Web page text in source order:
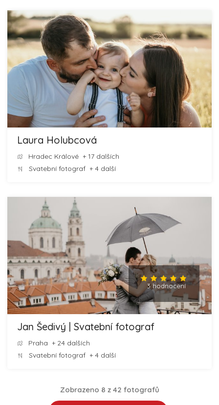
Laura Holubcová
Hradec Králové + 17 dalších
Svatební fotograf + 4 další
3 hodnocení
Jan Šedivý | Svatební fotograf
Praha + 24 dalších
Svatební fotograf + 4 další
Zobrazeno 8 z 42 fotografů